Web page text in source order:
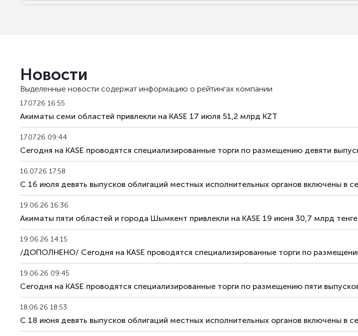
AKK143_061
Новости
Выделенные новости содержат информацию о рейтингах компании
17.07.26 16:55
Акиматы семи областей привлекли на KASE 17 июля 51,2 млрд KZT
17.07.26 09:44
Сегодня на KASE проводятся специализированные торги по размещению девяти
16.07.26 17:58
С 16 июля девять выпусков облигаций местных исполнительных органов включены в
19.06.26 16:36
Акиматы пяти областей и города Шымкент привлекли на KASE 19 июня 30,7 млрд тенге
19.06.26 14:15
/ДОПОЛНЕНО/ Сегодня на KASE проводятся специализированные торги по
19.06.26 09:45
Сегодня на KASE проводятся специализированные торги по размещению пяти
18.06.26 18:53
С 18 июня девять выпусков облигаций местных исполнительных органов включены в